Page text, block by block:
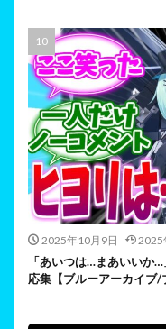
2025年10月9日 2025
「あいつは…まあいいか
応集【ブルーアーカイブ/